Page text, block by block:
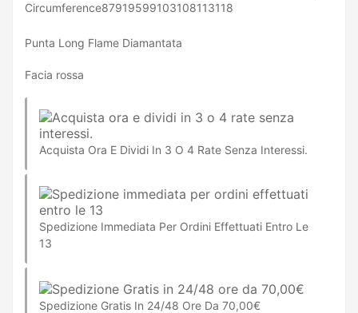
Circumference87919599103108113118
Punta Long Flame Diamantata
Facia rossa
Acquista Ora E Dividi In 3 O 4 Rate Senza Interessi.
Spedizione Immediata Per Ordini Effettuati Entro Le
13
Spedizione Gratis In 24/48 Ore Da 70,00€